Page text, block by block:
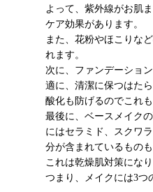
よって、紫外線がお肌
ケア効果があります。
また、花粉やほこりな
れます。
次に、ファンデーショ
適に、清潔に保つはた
酸化も防げるのでこれ
最後に、ベースメイク
にはセラミド、スクワ
分が含まれているもの
これは乾燥肌対策になり
つまり、メイクには3つ